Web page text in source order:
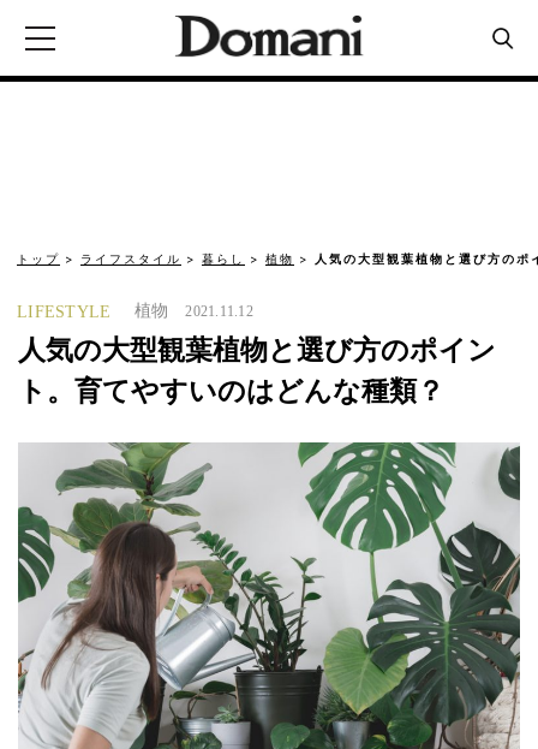
トップ ライフスタイル 暮らし 植物 人気の大型観葉植物と選び方の
LIFESTYLE 植物 2021.11.12
人気の大型観葉植物と選び方のポイン
ト。育てやすいのはどんな種類？